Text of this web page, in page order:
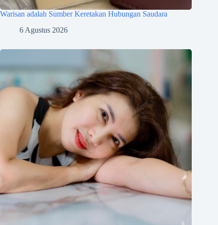
Warisan adalah Sumber Keretakan Hubungan Saudara
6 Agustus 2026